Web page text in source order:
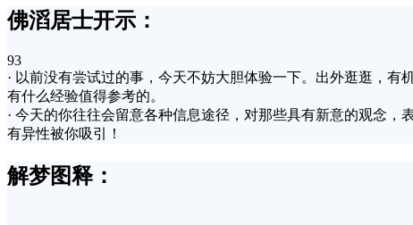
佛滔居士开示：
93
· 以前没有尝试过的事，今天不妨大胆体验一下。出外逛逛，
有什么经验值得参考的。
· 今天的你往往会留意各种信息途径，对那些具有新意的观念
有异性被你吸引！
解梦图释：